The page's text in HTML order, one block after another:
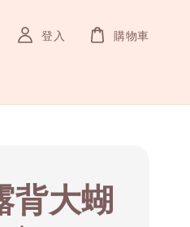
登入 購物車
背大蝴